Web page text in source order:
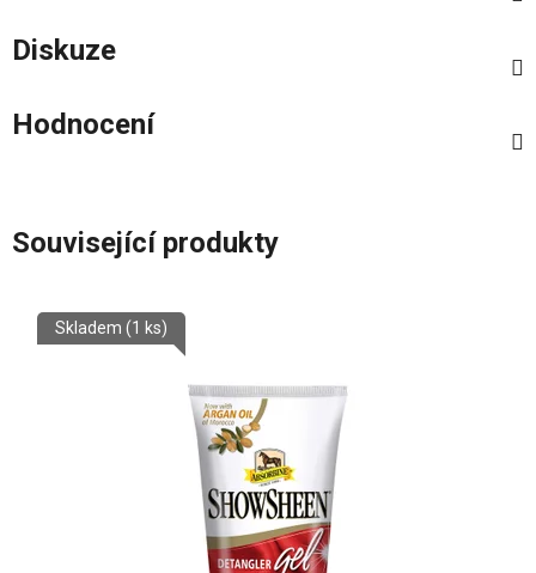
Diskuze
Hodnocení
Související produkty
Skladem (1 ks)